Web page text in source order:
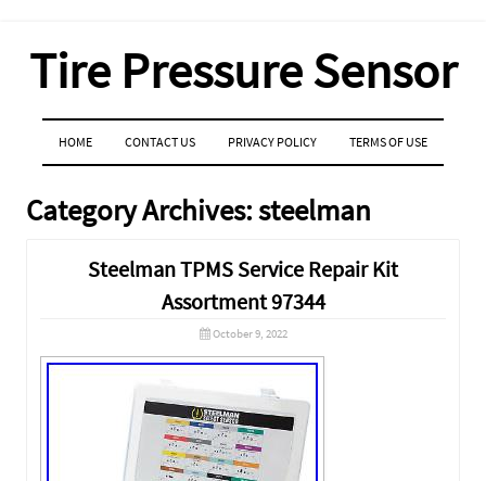
Tire Pressure Sensor
MENU
SKIP TO CONTENT
HOME CONTACT US PRIVACY POLICY TERMS OF USE
Category Archives:steelman
Steelman TPMS Service Repair Kit
Assortment 97344
October 9, 2022